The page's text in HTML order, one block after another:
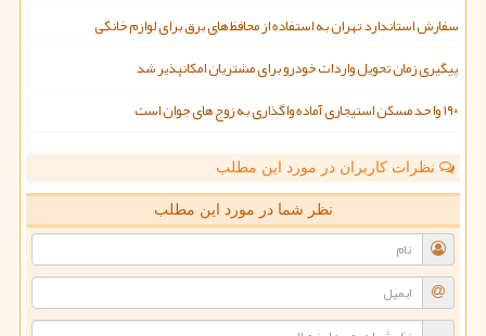
سفارش استاندارد تهران به استفاده از محافظ های برق برای لوازم خانگی
پیگیری زمان تحویل واردات خودرو برای مشتریان امکانپذیر شد
۱۹۰ واحد مسکن استیجاری آماده واگذاری به زوج های جوان است
نظرات کاربران در مورد این مطلب
نظر شما در مورد این مطلب